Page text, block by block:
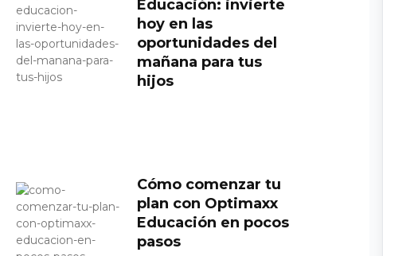
Educación: invierte
hoy en las
oportunidades del
mañana para tus
hijos
Cómo comenzar tu
plan con Optimaxx
Educación en pocos
pasos